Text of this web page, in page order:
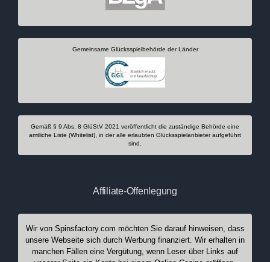
Gemeinsame Glücksspielbehörde der Länder
Gemäß § 9 Abs. 8 GlüStV 2021 veröffentlicht die zuständige Behörde eine
amtliche Liste (Whitelist), in der alle erlaubten Glücksspielanbieter aufgeführt
sind.
Affiliate-Offenlegung
Wir von Spinsfactory.com möchten Sie darauf hinweisen, dass
unsere Webseite sich durch Werbung finanziert. Wir erhalten in
manchen Fällen eine Vergütung, wenn Leser über Links auf